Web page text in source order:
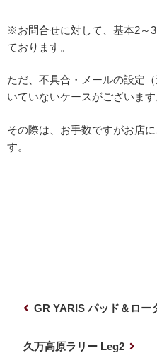
※お問合せに対して、基本2～
ております。
ただ、不具合・メールの設定
いていないケースがございます
その際は、お手数ですがお店
す。
GR YARIS パッド＆ロー
久万高原ラリー Leg2